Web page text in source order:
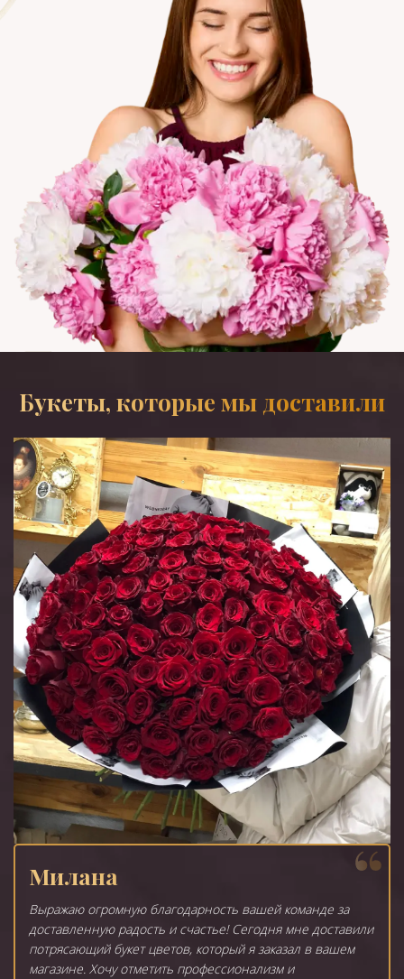
Букеты, которые мы доставили
Милана
Выражаю огромную благодарность вашей команде за
доставленную радость и счастье! Сегодня мне доставили
потрясающий букет цветов, который я заказал в вашем
магазине. Хочу отметить профессионализм и